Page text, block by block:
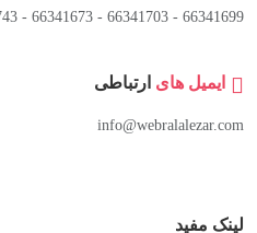
66341699 - 66341703 - 66341673 - 66341743
ایمیل های ارتباطی
info@webralalezar.com
لینک مفید